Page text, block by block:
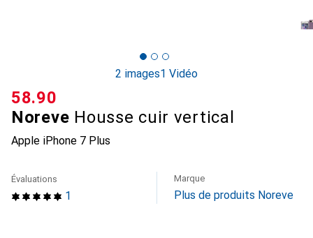
2 images1 Vidéo
Noreve Housse cuir vertical
Apple iPhone 7 Plus
CHF
58.90
1
Évaluations Marque
Plus de produits Noreve